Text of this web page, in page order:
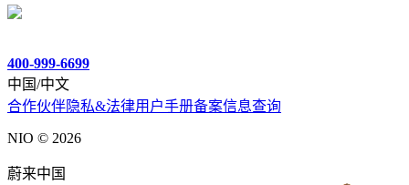
400-999-6699
中国/中文
合作伙伴隐私&法律用户手册备案信息查询
NIO © 2026
蔚来中国